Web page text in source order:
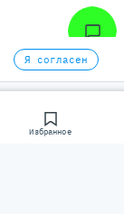
Избранное
Я согласен